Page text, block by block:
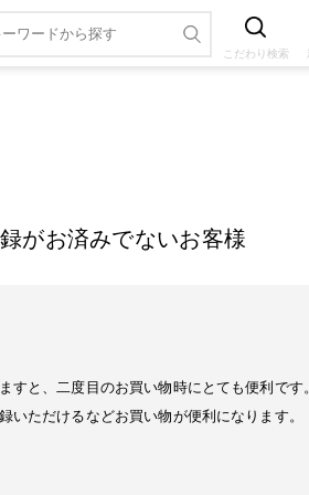
こだわり 検索
がお済みでないお客様
すと、二度目のお買い物時にとても便利です。
いただけるなどお買い物が便利になります。